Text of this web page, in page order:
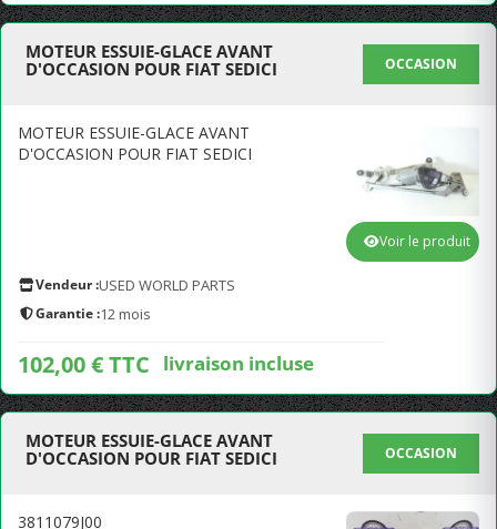
MOTEUR ESSUIE-GLACE AVANT
D'OCCASION POUR FIAT SEDICI
OCCASION
MOTEUR ESSUIE-GLACE AVANT
D'OCCASION POUR FIAT SEDICI
Vendeur :USED WORLD PARTS
Garantie :12 mois
102,00 € TTC livraison incluse
Voir le produit
MOTEUR ESSUIE-GLACE AVANT
D'OCCASION POUR FIAT SEDICI
OCCASION
3811079J00